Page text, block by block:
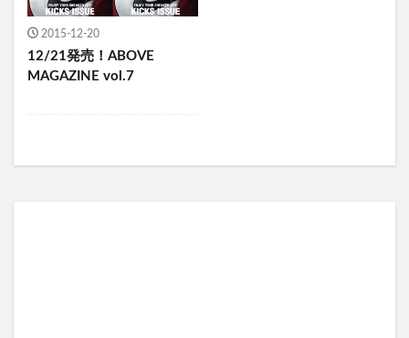
2015-12-20
12/21発売！ABOVE
MAGAZINE vol.7